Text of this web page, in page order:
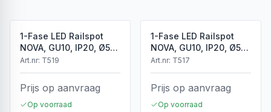
1-Fase LED Railspot
NOVA, GU10, IP20, Ø56
x 85 mm, Antiek Brons
Art.nr: T519
Prijs op aanvraag
Op voorraad
1-Fase LED Railspot
NOVA, GU10, IP20, Ø56
x 85 mm, Brons
Art.nr: T517
Prijs op aanvraag
Op voorraad